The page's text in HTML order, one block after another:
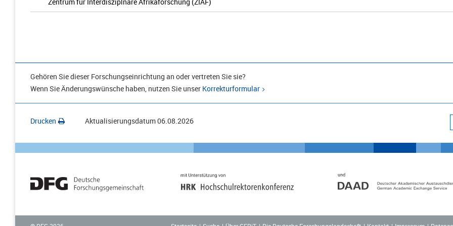
Gehören Sie dieser Forschungseinrichtung an oder vertreten Sie sie?
Wenn Sie Änderungswünsche haben, nutzen Sie unser Korrekturformular
Drucken Aktualisierungsdatum06.08.2026